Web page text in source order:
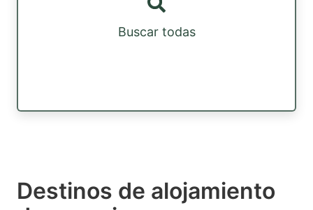
Buscar todas
Destinos de alojamiento